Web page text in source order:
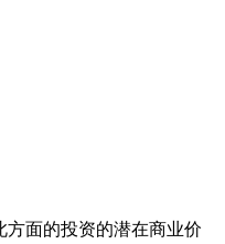
面的投资的潜在商业价